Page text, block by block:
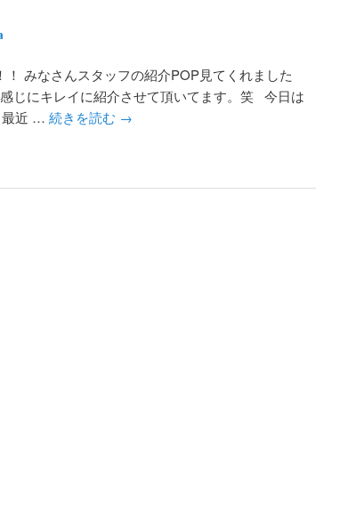
みなさんスタッフの紹介POP見てくれました
じにキレイに紹介させて頂いてます。笑 今日は
最近 …続きを読む →